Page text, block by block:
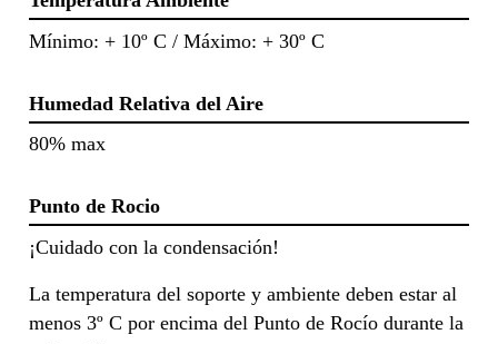
Mínimo: + 10º C / Máximo: + 30º C
Humedad Relativa del Aire
80% max
Punto de Rocio
¡Cuidado con la condensación!
La temperatura del soporte y ambiente deben estar al
menos 3º C por encima del Punto de Rocío durante la